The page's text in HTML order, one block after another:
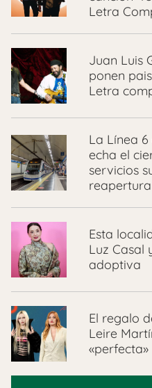
Letra
Juan Luis
ponen
Letra
La Línea
echa el
servicios
reapertura
Esta
Luz Casal
adoptiva
El regalo
Leire
«perfecta»